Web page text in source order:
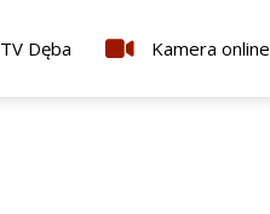
TV Dęba Kamera online